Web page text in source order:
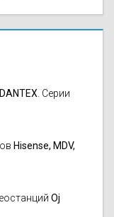
DANTEX . Серии
Hisense, MDV,
Oj